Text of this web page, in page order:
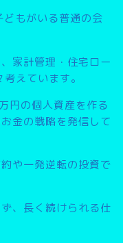
もがいる普通の会
家計管理・住宅ロー
えています。
円の個人資産を作る
金の戦略を発信して
や一発逆転の投資で
、長く続けられる仕